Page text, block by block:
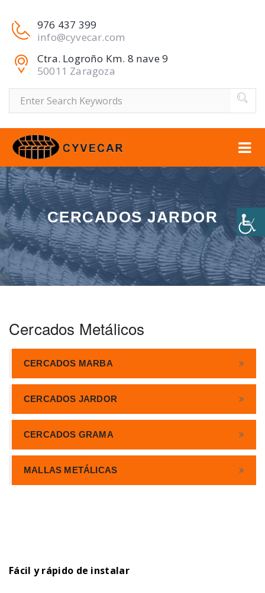
976 437 399
info@cyvecar.com
Ctra. Logroño Km. 8 nave 9
50011 Zaragoza
CERCADOS JARDOR
Cercados Metálicos
CERCADOS MARBA
CERCADOS JARDOR
CERCADOS GRAMA
MALLAS METÁLICAS
Fácil y rápido de instalar